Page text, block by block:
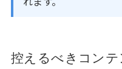
控えるべきコン